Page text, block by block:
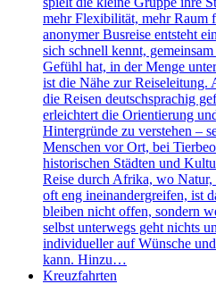
mehr Flexibilität, mehr Raum
anonymer Busreise entsteht
sich schnell kennt,
Gefühl hat, in der Menge
ist die Nähe zur Reiseleitung.
die Reisen deutschsprachig
erleichtert die Orientierung
Hintergründe zu verstehen –
Menschen vor Ort, bei
historischen Städten und
Reise durch Afrika, wo Natur,
oft eng ineinandergreifen, ist
bleiben nicht offen, sondern
selbst unterwegs geht nichts
individueller auf Wünsche
kann. Hinzu…
Kreuzfahrten